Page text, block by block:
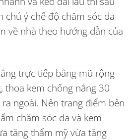
chú ý chế độ chăm sóc da
về nhà theo hướng dẫn của
trực tiếp bằng mũ rộng
thoa kem chống nắng 30
ngoài. Nên trang điểm bên
chăm sóc da và kem
tăng thẩm mỹ vừa tăng